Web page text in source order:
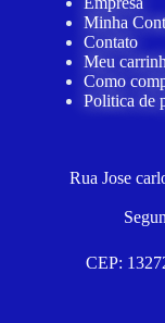
Minha
Contato
Meu
Como
Politica de
Rua Jose
CEP: